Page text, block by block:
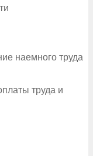
наемного труда
труда и